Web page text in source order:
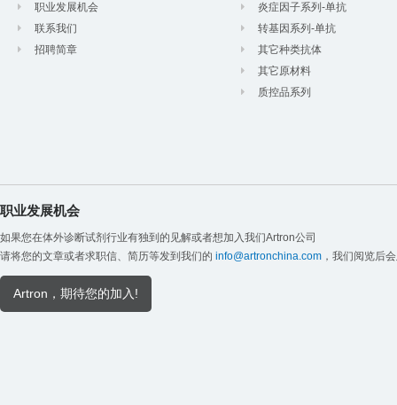
职业发展机会
联系我们
招聘简章
炎症因子系列-单抗
转基因系列-单抗
其它种类抗体
其它原材料
质控品系列
职业发展机会
如果您在体外诊断试剂行业有独到的见解或者想加入我们Artron公司
请将您的文章或者求职信、简历等发到我们的 info@artronchina.com ，我们阅览后
Artron，期待您的加入!